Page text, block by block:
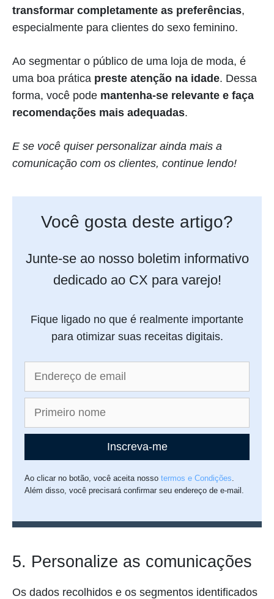
transformar completamente as preferências,
especialmente para clientes do sexo feminino.
Ao segmentar o público de uma loja de moda, é
uma boa prática preste atenção na idade. Dessa
forma, você pode mantenha-se relevante e faça
recomendações mais adequadas.
E se você quiser personalizar ainda mais a
comunicação com os clientes, continue lendo!
Você gosta deste artigo?
Junte-se ao nosso boletim informativo
dedicado ao CX para varejo!
Fique ligado no que é realmente importante
para otimizar suas receitas digitais.
Inscreva-me
Ao clicar no botão, você aceita nossotermos e Condições
Além disso, você precisará confirmar seu endereço de e-mail.
5. Personalize as comunicações
Os dados recolhidos e os segmentos identificados